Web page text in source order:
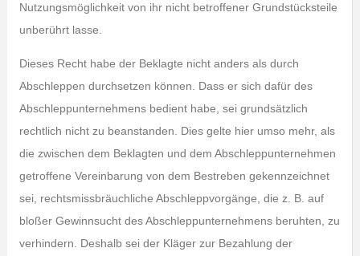
Nutzungsmöglichkeit von ihr nicht betroffener Grundstücksteile
unberührt lasse.
Dieses Recht habe der Beklagte nicht anders als durch
Abschleppen durchsetzen können. Dass er sich dafür des
Abschleppunternehmens bedient habe, sei grundsätzlich
rechtlich nicht zu beanstanden. Dies gelte hier umso mehr, als
die zwischen dem Beklagten und dem Abschleppunternehmen
getroffene Vereinbarung von dem Bestreben gekennzeichnet
sei, rechtsmissbräuchliche Abschleppvorgänge, die z. B. auf
bloßer Gewinnsucht des Abschleppunternehmens beruhten, zu
verhindern. Deshalb sei der Kläger zur Bezahlung der